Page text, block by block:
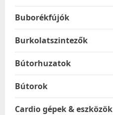
Buborékfújók
Burkolatszintezők
Bútorhuzatok
Bútorok
Cardio gépek & eszközök